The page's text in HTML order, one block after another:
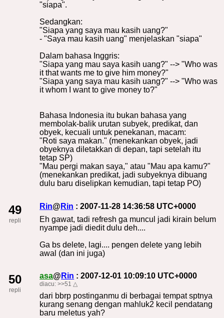
"siapa".
Sedangkan:
"Siapa yang saya mau kasih uang?"
- "Saya mau kasih uang" menjelaskan "siapa"
Dalam bahasa Inggris:
"Siapa yang mau saya kasih uang?" --> "Who was
it that wants me to give him money?"
"Siapa yang saya mau kasih uang?" --> "Who was
it whom I want to give money to?"
Bahasa Indonesia itu bukan bahasa yang
membolak-balik urutan subyek, predikat, dan
obyek, kecuali untuk penekanan, macam:
"Roti saya makan." (menekankan obyek, jadi
obyeknya diletakkan di depan, tapi setelah itu
tetap SP)
"Mau pergi makan saya," atau "Mau apa kamu?"
(menekankan predikat, jadi subyeknya dibuang
dulu baru diselipkan kemudian, tapi tetap PO)
49
repli
Rin@ Rin : 2007-11-28 14:36:58 UTC+0000
Eh gawat, tadi refresh ga muncul jadi kirain belum
nyampe jadi diedit dulu deh....
Ga bs delete, lagi.... pengen delete yang lebih
awal (dan ini juga)
50
repli
asa@ Rin : 2007-12-01 10:09:10 UTC+0000
diacu:>>51 △
dari bbrp postinganmu di berbagai tempat sptnya
kurang senang dengan mahluk2 kecil pendatang
baru meletus yah?